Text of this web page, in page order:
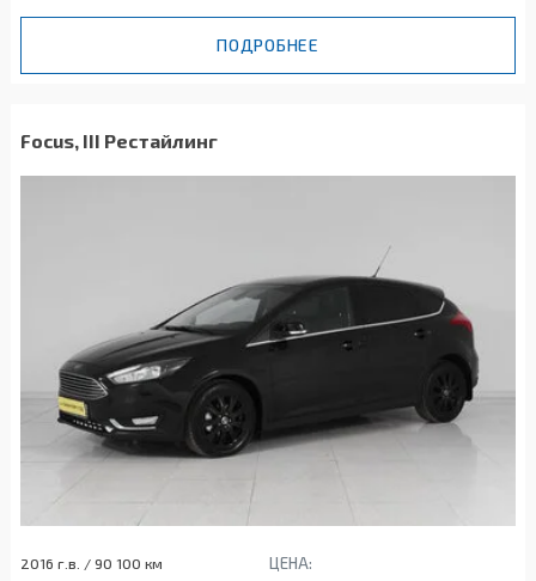
ПОДРОБНЕЕ
Focus, III Рестайлинг
2016 г.в. / 90 100 км ЦЕНА: